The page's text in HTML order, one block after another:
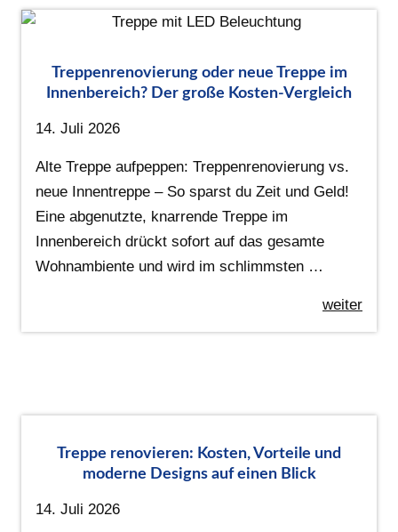
Treppenrenovierung oder neue Treppe im
Innenbereich? Der große Kosten-Vergleich
14. Juli 2026
Alte Treppe aufpeppen: Treppenrenovierung vs.
neue Innentreppe – So sparst du Zeit und Geld!
Eine abgenutzte, knarrende Treppe im
Innenbereich drückt sofort auf das gesamte
Wohnambiente und wird im schlimmsten …
weiter
Treppe renovieren: Kosten, Vorteile und
moderne Designs auf einen Blick
14. Juli 2026